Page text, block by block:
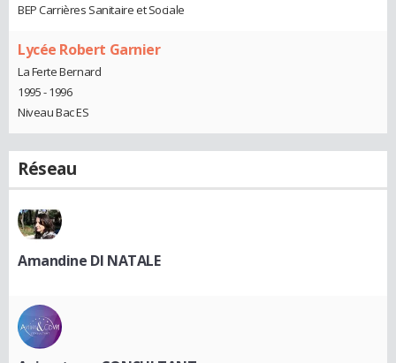
BEP Carrières Sanitaire et Sociale
Lycée Robert Garnier
La Ferte Bernard
1995 - 1996
Niveau Bac ES
Réseau
Amandine DI NATALE